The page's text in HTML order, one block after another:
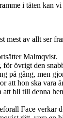
i täten kan
av allt ser
Malmqvist.
övrigt den
gång, men
att hon ska vara
bli till denna
Face verkar